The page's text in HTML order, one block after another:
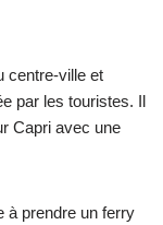
centre-ville et
par les touristes. Il
Capri avec une
à prendre un ferry